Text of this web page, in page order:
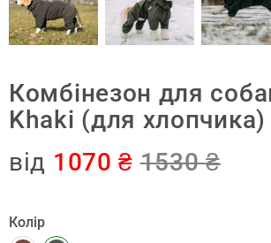
Комбінезон для
Khaki (для хлопчика)
від 1070₴ 1530₴
Колір